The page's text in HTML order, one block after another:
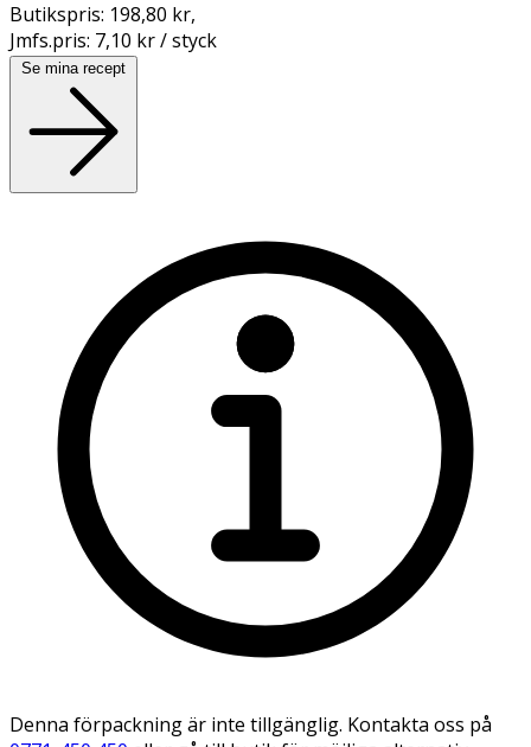
Butikspris: 198,80 kr,
Jmfs.pris: 7,10 kr / styck
Se mina recept
Denna förpackning är inte tillgänglig. Kontakta oss på